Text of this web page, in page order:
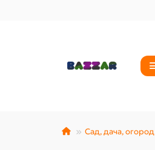
Сад, дача, огород